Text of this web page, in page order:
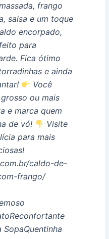
frango
salsa e um toque
encorpado,
para
Fica ótimo
e ainda
Você
ou mais
e marca quem
de vó!
Visite
para mais
caldo-de-
frango/